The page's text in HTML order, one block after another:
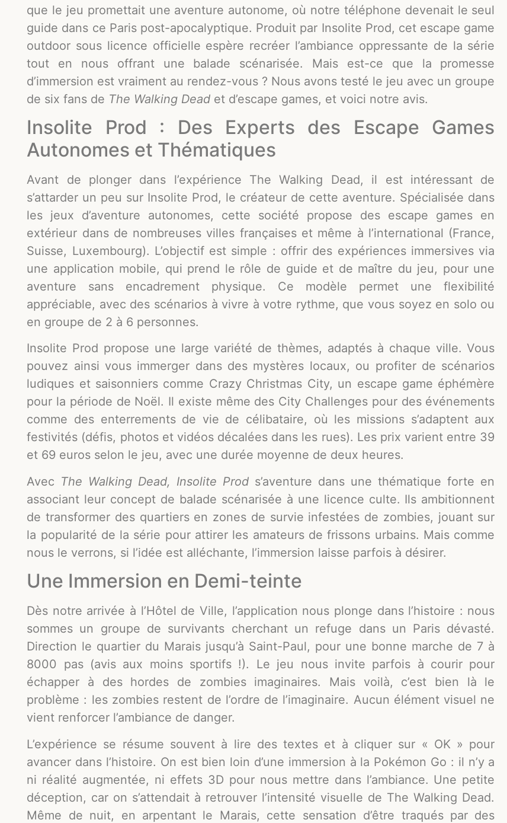
que le jeu promettait une aventure autonome, où notre téléphone devenait le seul
guide dans ce Paris post-apocalyptique. Produit par Insolite Prod, cet escape game
outdoor sous licence officielle espère recréer l’ambiance oppressante de la série
tout en nous offrant une balade scénarisée. Mais est-ce que la promesse
d’immersion est vraiment au rendez-vous ? Nous avons testé le jeu avec un groupe
de six fans de The Walking Dead et d’escape games, et voici notre avis.
Insolite Prod : Des Experts des Escape Games
Autonomes et Thématiques
Avant de plonger dans l’expérience The Walking Dead, il est intéressant de
s’attarder un peu sur Insolite Prod, le créateur de cette aventure. Spécialisée dans
les jeux d’aventure autonomes, cette société propose des escape games en
extérieur dans de nombreuses villes françaises et même à l’international (France,
Suisse, Luxembourg). L’objectif est simple : offrir des expériences immersives via
une application mobile, qui prend le rôle de guide et de maître du jeu, pour une
aventure sans encadrement physique. Ce modèle permet une flexibilité
appréciable, avec des scénarios à vivre à votre rythme, que vous soyez en solo ou
en groupe de 2 à 6 personnes.
Insolite Prod propose une large variété de thèmes, adaptés à chaque ville. Vous
pouvez ainsi vous immerger dans des mystères locaux, ou profiter de scénarios
ludiques et saisonniers comme Crazy Christmas City, un escape game éphémère
pour la période de Noël. Il existe même des City Challenges pour des événements
comme des enterrements de vie de célibataire, où les missions s’adaptent aux
festivités (défis, photos et vidéos décalées dans les rues). Les prix varient entre 39
et 69 euros selon le jeu, avec une durée moyenne de deux heures.
Avec The Walking Dead, Insolite Prod s’aventure dans une thématique forte en
associant leur concept de balade scénarisée à une licence culte. Ils ambitionnent
de transformer des quartiers en zones de survie infestées de zombies, jouant sur
la popularité de la série pour attirer les amateurs de frissons urbains. Mais comme
nous le verrons, si l’idée est alléchante, l’immersion laisse parfois à désirer.
Une Immersion en Demi-teinte
Dès notre arrivée à l’Hôtel de Ville, l’application nous plonge dans l’histoire : nous
sommes un groupe de survivants cherchant un refuge dans un Paris dévasté.
Direction le quartier du Marais jusqu’à Saint-Paul, pour une bonne marche de 7 à
8000 pas (avis aux moins sportifs !). Le jeu nous invite parfois à courir pour
échapper à des hordes de zombies imaginaires. Mais voilà, c’est bien là le
problème : les zombies restent de l’ordre de l’imaginaire. Aucun élément visuel ne
vient renforcer l’ambiance de danger.
L’expérience se résume souvent à lire des textes et à cliquer sur « OK » pour
avancer dans l’histoire. On est bien loin d’une immersion à la Pokémon Go : il n’y a
ni réalité augmentée, ni effets 3D pour nous mettre dans l’ambiance. Une petite
déception, car on s’attendait à retrouver l’intensité visuelle de The Walking Dead.
Même de nuit, en arpentant le Marais, cette sensation d’être traqués par des